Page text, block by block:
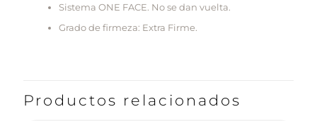
Sistema ONE FACE. No se dan vuelta.
Grado de firmeza: Extra Firme.
Productos relacionados